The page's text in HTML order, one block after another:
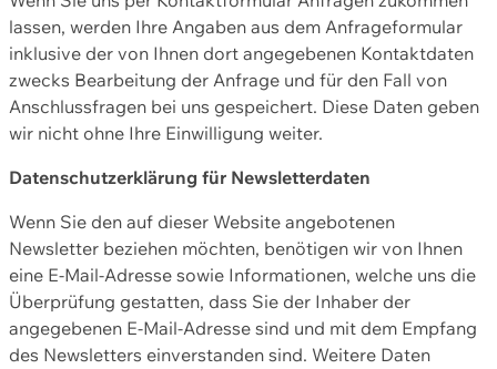
lassen, werden Ihre Angaben aus dem Anfrageformular
inklusive der von Ihnen dort angegebenen Kontaktdaten
zwecks Bearbeitung der Anfrage und für den Fall von
Anschlussfragen bei uns gespeichert. Diese Daten geben
wir nicht ohne Ihre Einwilligung weiter.
Datenschutzerklärung für Newsletterdaten
Wenn Sie den auf dieser Website angebotenen
Newsletter beziehen möchten, benötigen wir von Ihnen
eine E-Mail-Adresse sowie Informationen, welche uns die
Überprüfung gestatten, dass Sie der Inhaber der
angegebenen E-Mail-Adresse sind und mit dem Empfang
des Newsletters einverstanden sind. Weitere Daten